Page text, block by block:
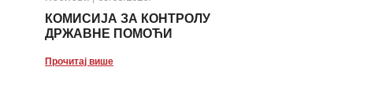
КОМИСИЈА ЗА КОНТРОЛУ
ДРЖАВНЕ ПОМОЋИ
Прочитај више